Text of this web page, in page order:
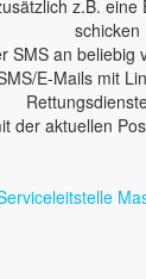
z.B.
schicken
SMS an beliebig
E-Mails mit
der aktuellen